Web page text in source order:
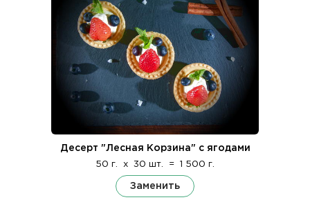
Десерт "Лесная Корзина" с ягодами
50 г. x 30 шт. = 1 500 г.
Заменить